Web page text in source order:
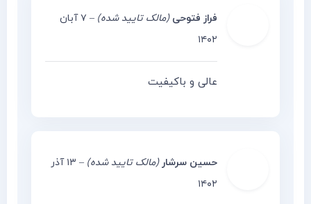
فراز فتوحی(مالک تایید شده) –
۷ آبان
۱۴۰۲
عالی و باکیفیت
حسین سرشار(مالک تایید شده) –
۱۳ آذر
۱۴۰۲